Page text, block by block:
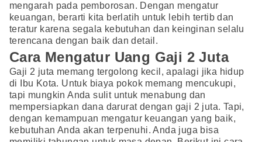
mengarah pada pemborosan. Dengan mengatur
keuangan, berarti kita berlatih untuk lebih tertib dan
teratur karena segala kebutuhan dan keinginan selalu
terencana dengan baik dan detail.
Cara Mengatur Uang Gaji 2 Juta
Gaji 2 juta memang tergolong kecil, apalagi jika hidup
di Ibu Kota. Untuk biaya pokok memang mencukupi,
tapi mungkin Anda sulit untuk menabung dan
mempersiapkan dana darurat dengan gaji 2 juta. Tapi,
dengan kemampuan mengatur keuangan yang baik,
kebutuhan Anda akan terpenuhi. Anda juga bisa